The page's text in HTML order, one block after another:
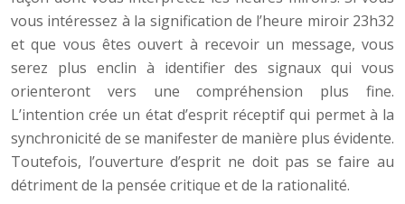
vous intéressez à la signification de l’heure miroir 23h32
et que vous êtes ouvert à recevoir un message, vous
serez plus enclin à identifier des signaux qui vous
orienteront vers une compréhension plus fine.
L’intention crée un état d’esprit réceptif qui permet à la
synchronicité de se manifester de manière plus évidente.
Toutefois, l’ouverture d’esprit ne doit pas se faire au
détriment de la pensée critique et de la rationalité.